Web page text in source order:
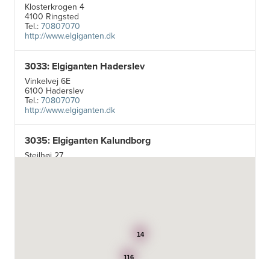
Klosterkrogen 4
4100 Ringsted
Tel.: 70807070
http://www.elgiganten.dk
3033: Elgiganten Haderslev
Vinkelvej 6E
6100 Haderslev
Tel.: 70807070
http://www.elgiganten.dk
3035: Elgiganten Kalundborg
Stejlhøj 27
116
14